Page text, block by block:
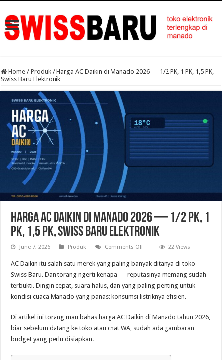
Home / Produk / Harga AC Daikin di Manado 2026 — 1/2 PK, 1 PK, 1,5 PK,
Swiss Baru Elektronik
Harga AC Daikin di Manado 2026 — 1/2 PK, 1
PK, 1,5 PK, Swiss Baru Elektronik
June 7, 2026 Produk Comments Offon
AC
Daikin
di
Manado
2026
1/2
PK,
1,5
PK,
22 Views
AC Daikin itu salah satu merek yang paling banyak ditanya di toko
Swiss Baru. Dan torang ngerti kenapa — reputasinya memang sudah
terbukti. Dingin cepat, suara halus, dan yang paling penting untuk
kondisi cuaca Manado yang panas: konsumsi listriknya efisien.
Di artikel ini torang mau bahas harga AC Daikin di Manado tahun 2026,
biar sebelum datang ke toko atau chat WA, sudah ada gambaran
budget yang perlu disiapkan.